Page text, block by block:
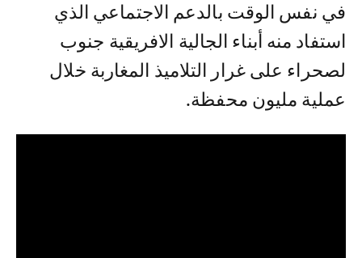
في نفس الوقت بالدعم الاجتماعي الذي
استفاد منه أبناء الجالية الافريقية جنوب
لصحراء على غرار التلاميذ المغاربة خلال
عملية مليون محفظة.